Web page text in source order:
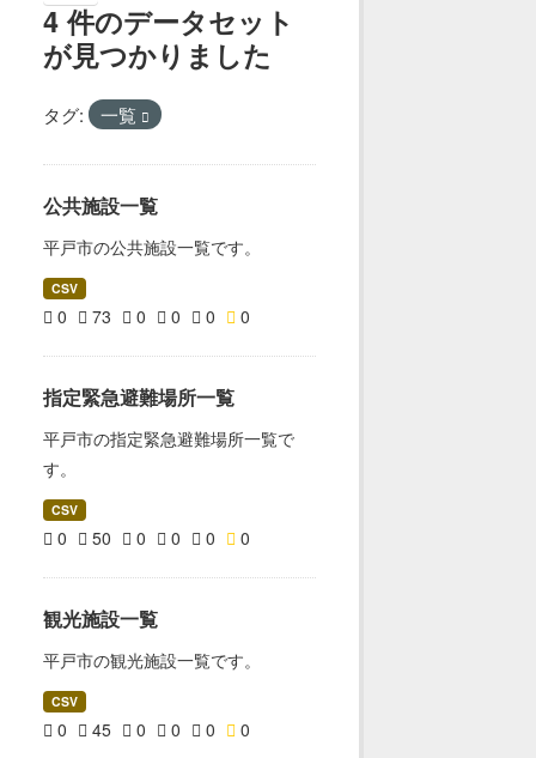
4 件のデータセット
が見つかりました
タグ: 一覧
公共施設一覧
平戸市の公共施設一覧です。
CSV
0 73 0 0 0 0
指定緊急避難場所一覧
平戸市の指定緊急避難場所一覧で
す。
CSV
0 50 0 0 0 0
観光施設一覧
平戸市の観光施設一覧です。
CSV
0 45 0 0 0 0